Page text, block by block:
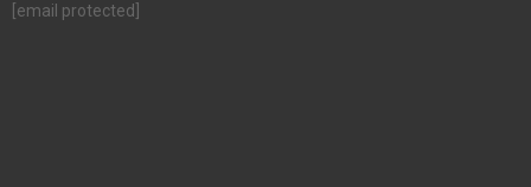
[email protected]